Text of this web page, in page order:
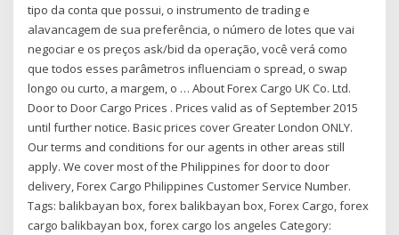
tipo da conta que possui, o instrumento de trading e
alavancagem de sua preferência, o número de lotes que vai
negociar e os preços ask/bid da operação, você verá como
que todos esses parâmetros influenciam o spread, o swap
longo ou curto, a margem, o … About Forex Cargo UK Co. Ltd.
Door to Door Cargo Prices . Prices valid as of September 2015
until further notice. Basic prices cover Greater London ONLY.
Our terms and conditions for our agents in other areas still
apply. We cover most of the Philippines for door to door
delivery, Forex Cargo Philippines Customer Service Number.
Tags: balikbayan box, forex balikbayan box, Forex Cargo, forex
cargo balikbayan box, forex cargo los angeles Category: